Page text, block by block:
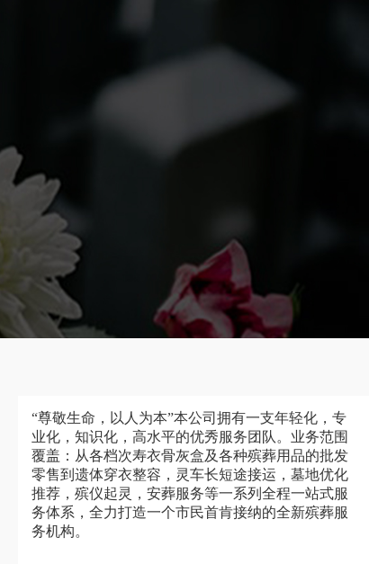
“尊敬生命，以人为本”本公司拥有一支年轻化，专
业化，知识化，高水平的优秀服务团队。业务范围
覆盖：从各档次寿衣骨灰盒及各种殡葬用品的批发
零售到遗体穿衣整容，灵车长短途接运，墓地优化
推荐，殡仪起灵，安葬服务等一系列全程一站式服
务体系，全力打造一个市民首肯接纳的全新殡葬服
务机构。